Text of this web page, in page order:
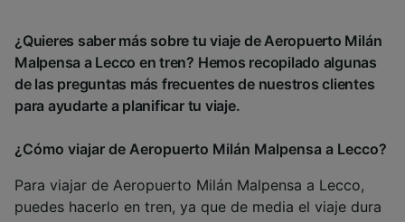
¿Quieres saber más sobre tu viaje de Aeropuerto Milán
Malpensa a Lecco en tren? Hemos recopilado algunas
de las preguntas más frecuentes de nuestros clientes
para ayudarte a planificar tu viaje.
¿Cómo viajar de Aeropuerto Milán Malpensa a Lecco?
Para viajar de Aeropuerto Milán Malpensa a Lecco,
puedes hacerlo en tren, ya que de media el viaje dura